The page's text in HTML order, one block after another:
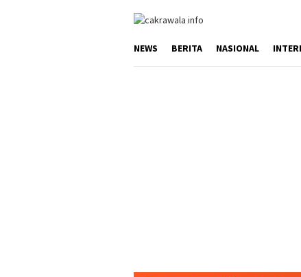
NEWS BERITA NASIONAL